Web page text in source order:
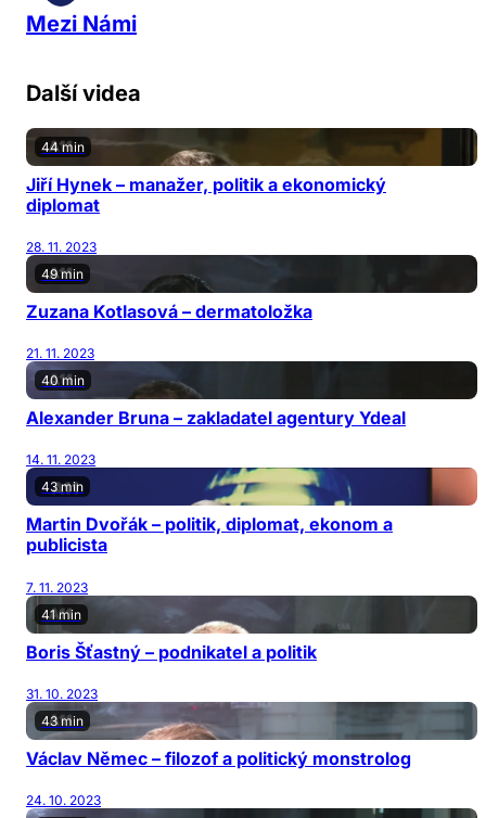
Mezi Námi
Další videa
44 min
Jiří Hynek – manažer, politik a ekonomický
diplomat
28. 11. 2023
49 min
Zuzana Kotlasová – dermatoložka
21. 11. 2023
40 min
Alexander Bruna – zakladatel agentury Ydeal
14. 11. 2023
43 min
Martin Dvořák – politik, diplomat, ekonom a
publicista
7. 11. 2023
41 min
Boris Šťastný – podnikatel a politik
31. 10. 2023
43 min
Václav Němec – filozof a politický monstrolog
24. 10. 2023